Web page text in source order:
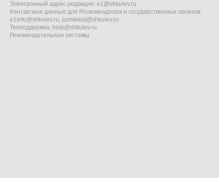
Электронный адрес редакции: e1@shkulev.ru
Контактные данные для Роскомнадзора и государственных органов:
e1info@shkulev.ru, juristekat@shkulev.ru
Техподдержка: help@shkulev.ru
Рекомендательные системы